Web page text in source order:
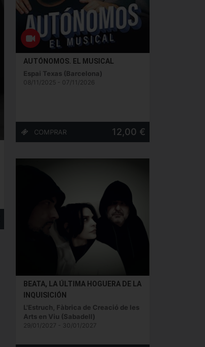
AUTÓNOMOS. EL MUSICAL
Espai Texas (Barcelona)
08/11/2025 - 07/11/2026
12,00 €
BEATA, LA ÚLTIMA HOGUERA DE LA
INQUISICIÓN
L'Estruch, Fàbrica de Creació de les
Arts en Viu (Sabadell)
29/01/2027 - 30/01/2027